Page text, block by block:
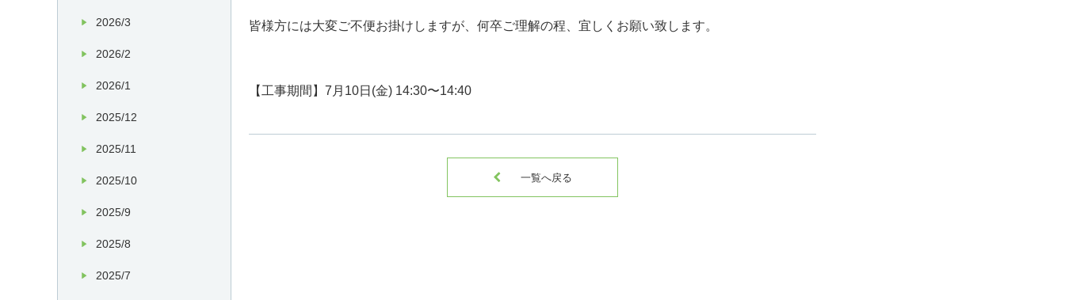
皆様方には大変ご不便お掛けしますが、何卒ご理解の程、宜しくお願い致します。
【工事期間】 7 月 10日 (金) 14:30〜14:40
 一覧へ戻る
2026/3
2026/2
2026/1
2025/12
2025/11
2025/10
2025/9
2025/8
2025/7